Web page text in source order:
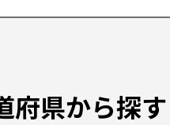
府県から探す